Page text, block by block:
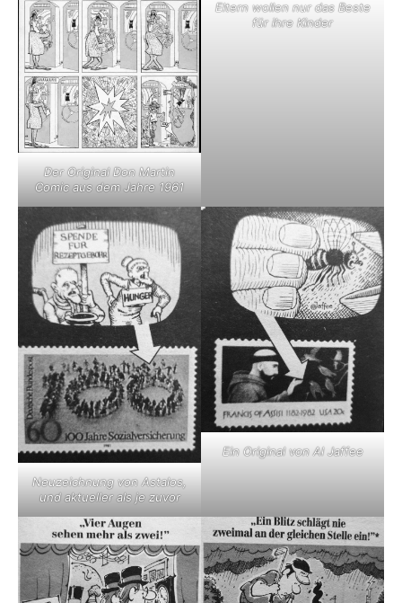
Der Original Don Martin
Comic aus dem Jahre 1961
Eltern wollen nur das Beste
für ihre Kinder
Neuzeichnung von Astalos,
und aktueller als je zuvor
Ein Original von Al Jaffee